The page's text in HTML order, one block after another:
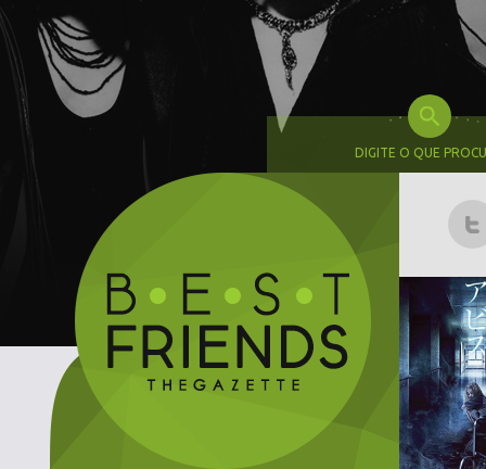
DIGITE O QUE